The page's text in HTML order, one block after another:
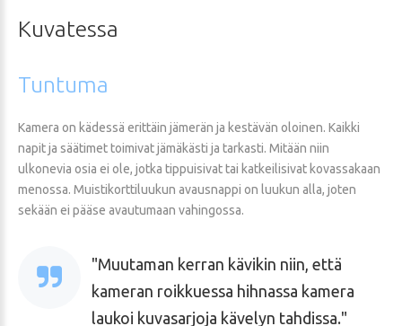
Kuvatessa
Tuntuma
Kamera on kädessä erittäin jämerän ja kestävän oloinen. Kaikki
napit ja säätimet toimivat jämäkästi ja tarkasti. Mitään niin
ulkonevia osia ei ole, jotka tippuisivat tai katkeilisivat kovassakaan
menossa. Muistikorttiluukun avausnappi on luukun alla, joten
sekään ei pääse avautumaan vahingossa.
Muutaman kerran kävikin niin, että
kameran roikkuessa hihnassa kamera
laukoi kuvasarjoja kävelyn tahdissa.